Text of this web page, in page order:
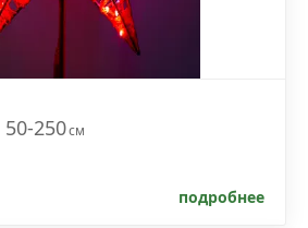
50-250см
подробнее